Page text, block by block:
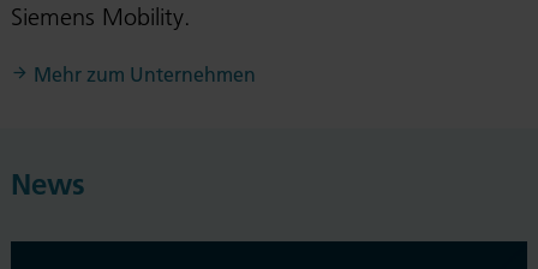
Siemens Mobility.
Mehr zum Unternehmen
News